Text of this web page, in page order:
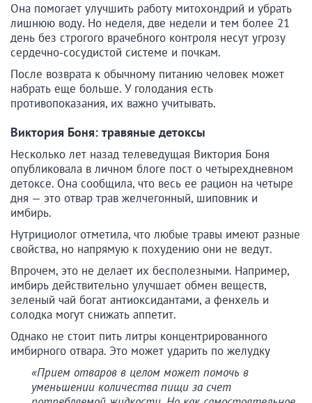
Она помогает улучшить работу митохондрий и убрать
лишнюю воду. Но неделя, две недели и тем более 21
день без строгого врачебного контроля несут угрозу
сердечно-сосудистой системе и почкам.
После возврата к обычному питанию человек может
набрать еще больше. У голодания есть
противопоказания, их важно учитывать.
Виктория Боня: травяные детоксы
Несколько лет назад телеведущая Виктория Боня
опубликовала в личном блоге пост о четырехдневном
детоксе. Она сообщила, что весь ее рацион на четыре
дня — это отвар трав желчегонный, шиповник и
имбирь.
Нутрициолог отметила, что любые травы имеют разные
свойства, но напрямую к похудению они не ведут.
Впрочем, это не делает их бесполезными. Например,
имбирь действительно улучшает обмен веществ,
зеленый чай богат антиоксидантами, а фенхель и
солодка могут снижать аппетит.
Однако не стоит пить литры концентрированного
имбирного отвара. Это может ударить по желудку
«Прием отваров в целом может помочь в
уменьшении количества пищи за счет